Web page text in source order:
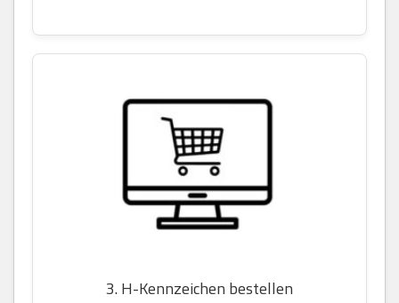
3. H-Kennzeichen bestellen